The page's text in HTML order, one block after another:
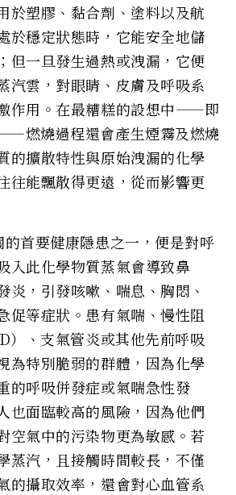
於塑膠、黏合劑、塗料以及航
於穩定狀態時，它能安全地儲
但一旦發生過熱或洩漏，它便
汽雲，對眼睛、皮膚及呼吸系
作用。在最糟糕的設想中——即
燃燒過程還會產生煙霧及燃燒
的擴散特性與原始洩漏的化學
往能飄散得更遠，從而影響更
首要健康隱患之一，便是對呼
入此化學物質蒸氣會導致鼻
炎，引發咳嗽、喘息、胸悶、
促等症狀。患有氣喘、慢性阻
）、支氣管炎或其他先前呼吸
為特別脆弱的群體，因為化學
的呼吸併發症或氣喘急性發
也面臨較高的風險，因為他們
空氣中的污染物更為敏感。若
蒸汽，且接觸時間較長，不僅
的攝取效率，還會對心血管系